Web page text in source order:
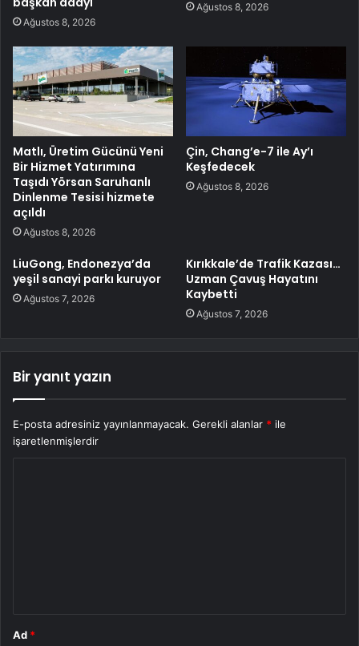
Ağustos 8, 2026
Ağustos 8, 2026
Matlı, Üretim Gücünü Yeni
Bir Hizmet Yatırımına
Taşıdı Yörsan Saruhanlı
Dinlenme Tesisi hizmete
açıldı
Ağustos 8, 2026
Çin, Chang’e-7 ile Ay’ı
Keşfedecek
Ağustos 8, 2026
LiuGong, Endonezya’da
yeşil sanayi parkı kuruyor
Ağustos 7, 2026
Kırıkkale’de Trafik Kazası…
Uzman Çavuş Hayatını
Kaybetti
Ağustos 7, 2026
Bir yanıt yazın
E-posta adresiniz yayınlanmayacak. Gerekli alanlar * ile
işaretlenmişlerdir
Ad *